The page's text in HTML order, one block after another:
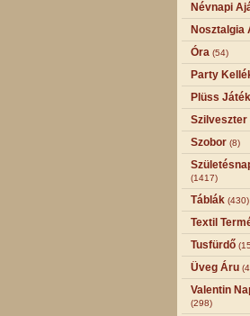
Névnapi
Nosztalgia
Óra (54)
Party
Plüss Játék
Szilveszter
Szobor (8)
(1417)
Táblák (430)
Textil
Tusfürdő
Üveg Áru
Valentin
(298)